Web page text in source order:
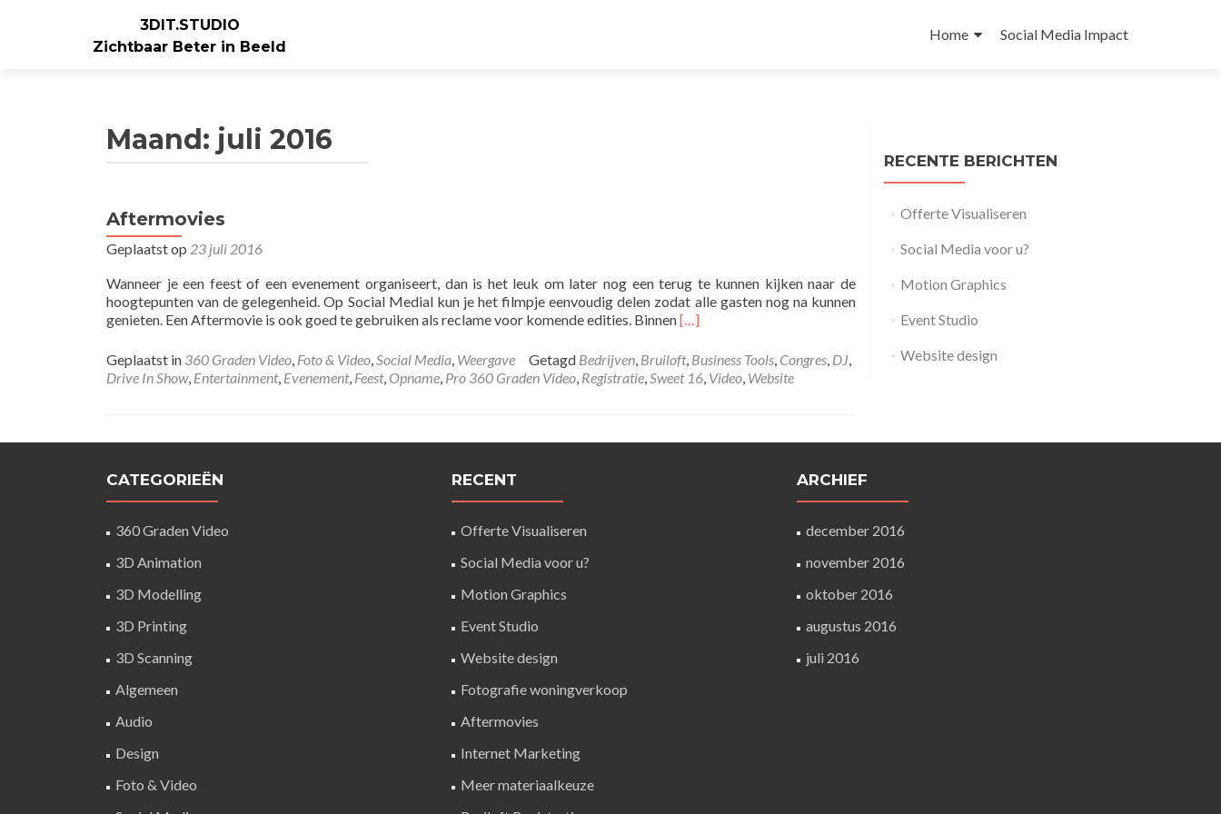
3DIT.STUDIO
Zichtbaar Beter in Beeld
de
Home Social Media Impact
Maand: juli 2016
Aftermovies
Geplaatst op 23 juli 2016
Wanneer je een feest of een evenement organiseert, dan is het leuk om later nog een terug te kunnen kijken naar de
hoogtepunten van de gelegenheid. Op Social Medial kun je het filmpje eenvoudig delen zodat alle gasten nog na kunnen
genieten. Een Aftermovie is ook goed te gebruiken als reclame voor komende edities. BinnenLees
overAftermovies
[…]
Geplaatst in 360 Graden Video, Foto & Video,Social Media, Weergave Getagd Bedrijven, Bruiloft, Business Tools, Congres, DJ,
Drive In Show, Entertainment, Evenement, Feest, Opname, Pro 360 Graden Video, Registratie,Sweet 16, Video, Website
RECENTE BERICHTEN
Offerte Visualiseren
Social Media voor u?
Motion Graphics
Event Studio
Website design
CATEGORIEËN
360 Graden Video
3D Animation
3D Modelling
3D Printing
3D Scanning
Algemeen
Audio
Design
Foto & Video
RECENT
Offerte Visualiseren
Social Media voor u?
Motion Graphics
Event Studio
Website design
Fotografie woningverkoop
Aftermovies
Internet Marketing
Meer materiaalkeuze
ARCHIEF
december 2016
november 2016
oktober 2016
augustus 2016
juli 2016